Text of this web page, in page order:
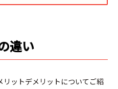
違い
リットデメリットについてご紹